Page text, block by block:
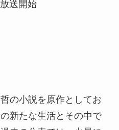
送開始
の小説を原作としてお
新たな生活とその中で